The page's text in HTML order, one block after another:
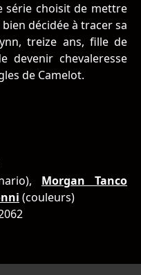
série choisit de mettre
décidée à tracer sa
treize ans, fille de
devenir chevaleresse
de Camelot.
Morgan Tanco
(couleurs)